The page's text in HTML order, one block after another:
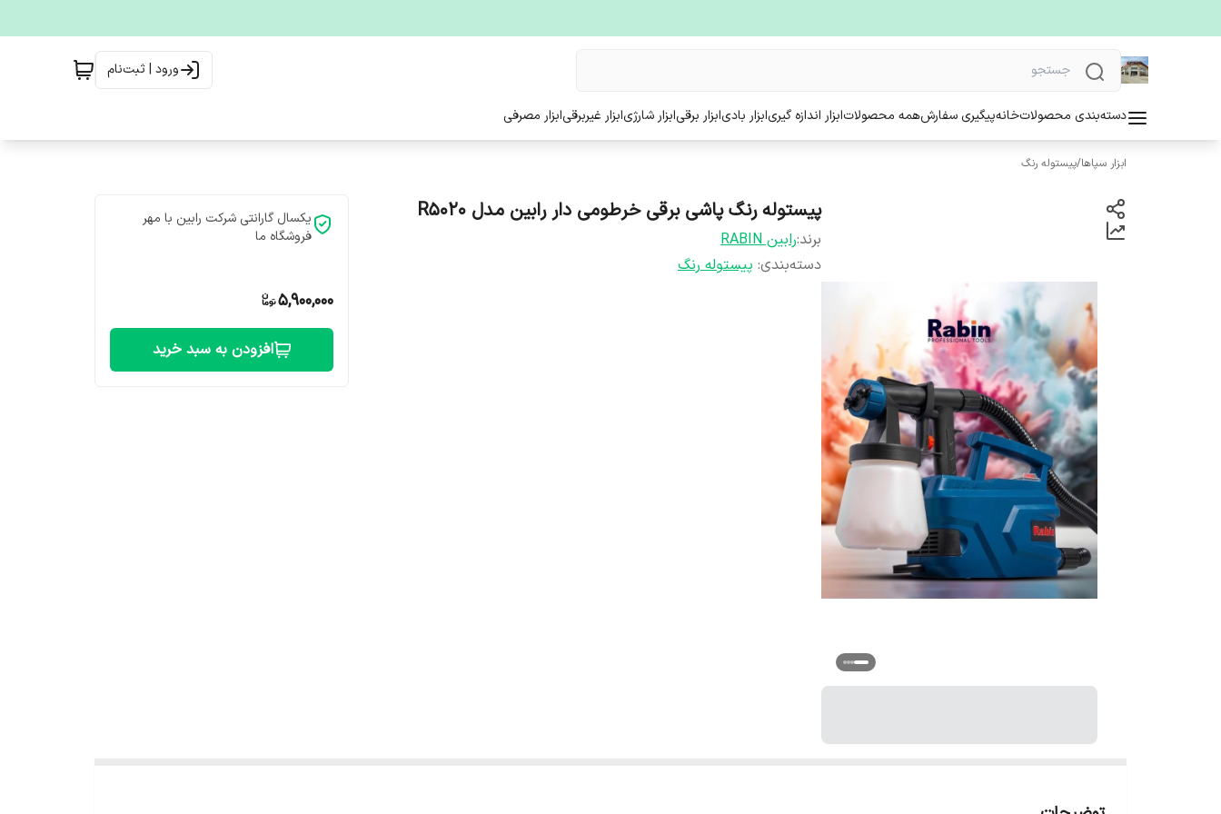
ورود | ثبت‌نام
دسته‌بندی محصولاتخانهپیگیری سفارشهمه محصولاتابزار اندازه گیریابزار بادیابزار برقیابزار شارژیابزار غیربرقیابزار مصرفی
ابزار سپاها/پیستوله رنگ
پیستوله رنگ پاشی برقی خرطومی دار رابین مدل R5020
برند:رابین RABIN
دسته‌بندی: پیستوله رنگ
یکسال گارانتی شرکت رابین با مهر
فروشگاه ما
5,900,000
افزودن به سبد خرید